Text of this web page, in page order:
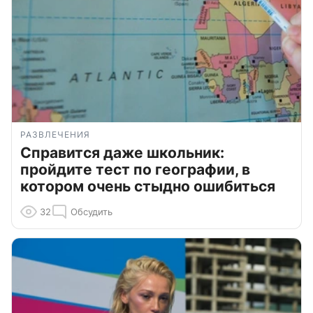
РАЗВЛЕЧЕНИЯ
Справится даже школьник:
пройдите тест по географии, в
котором очень стыдно ошибиться
32 Обсудить